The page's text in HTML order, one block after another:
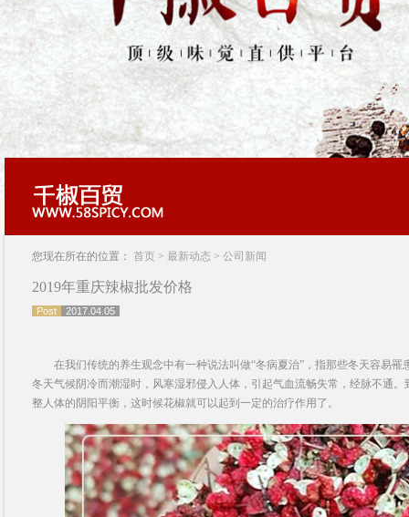
您现在所在的位置： 首页 > 最新动态 > 公司新闻
2019年重庆辣椒批发价格
Post 2017.04.05
在我们传统的养生观念中有一种说法叫做“冬病夏治”，指那些冬天容易罹
冬天气候阴冷而潮湿时，风寒湿邪侵入人体，引起气血流畅失常，经脉不通
整人体的阴阳平衡，这时候花椒就可以起到一定的治疗作用了。